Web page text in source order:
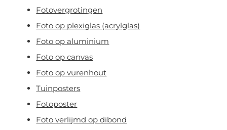
Fotovergrotingen
Foto op plexiglas (acrylglas)
Foto op aluminium
Foto op canvas
Foto op vurenhout
Tuinposters
Fotoposter
Foto verlijmd op dibond